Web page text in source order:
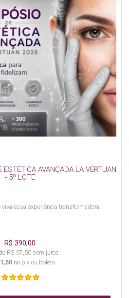
ESTÉTICA AVANÇADA LA VERTUAN
- 5º LOTE
essa experiência transformadora!
R$ 390,00
R$ 97,50 sem juros
no pix ou boleto